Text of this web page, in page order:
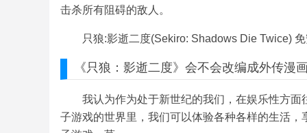
击杀所有阻碍的敌人。
只狼:影逝二度(Sekiro: Shadows Die Twice)
《只狼 ： 影逝二度》 会不会改编成外传漫
我认为作为处于新世纪的我们，在娱乐性方
子游戏的世界里，我们可以体验各种各样的生活